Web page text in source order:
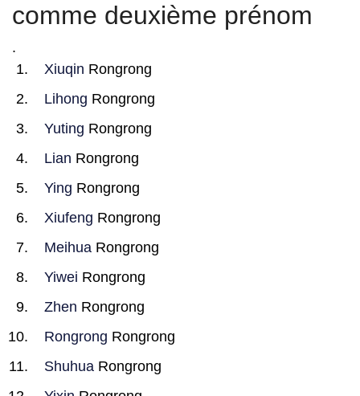
comme deuxième prénom
.
Xiuqin Rongrong
Lihong Rongrong
Yuting Rongrong
Lian Rongrong
Ying Rongrong
Xiufeng Rongrong
Meihua Rongrong
Yiwei Rongrong
Zhen Rongrong
Rongrong Rongrong
Shuhua Rongrong